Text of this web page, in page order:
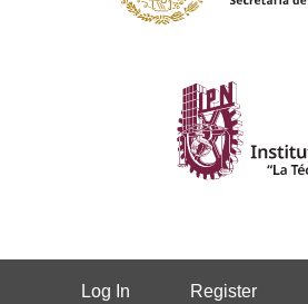
Log In Register